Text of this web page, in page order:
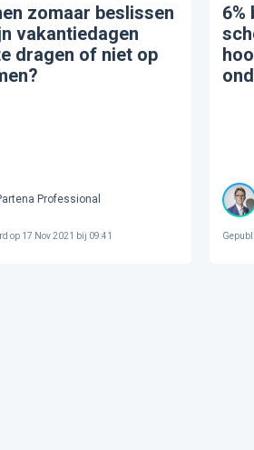
zomaar beslissen
vakantiedagen
dragen of niet op
Professional
op 17 Nov 2021 bij 09:41
6%